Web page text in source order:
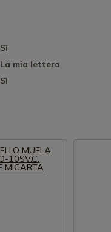
Sì
La mia lettera
Sì